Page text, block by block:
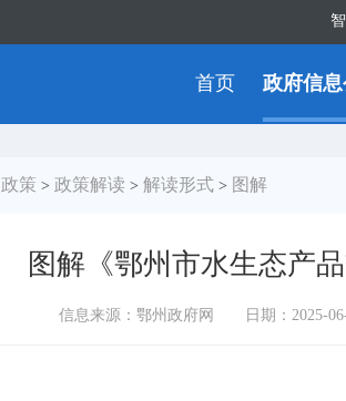
首页 政府信
政策 > 政策解读 > 解读形式 > 图解
图解《鄂州市水生态产
信息来源：鄂州政府网 日期：2025-